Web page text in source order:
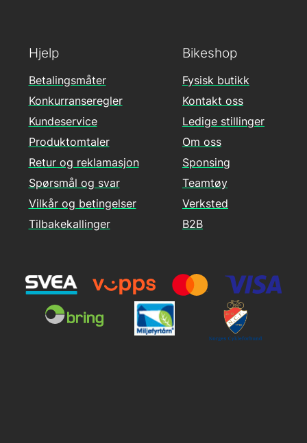
Hjelp
Betalingsmåter
Konkurranseregler
Kundeservice
Produktomtaler
Retur og reklamasjon
Spørsmål og svar
Vilkår og betingelser
Tilbakekallinger
Bikeshop
Fysisk butikk
Kontakt oss
Ledige stillinger
Om oss
Sponsing
Teamtøy
Verksted
B2B